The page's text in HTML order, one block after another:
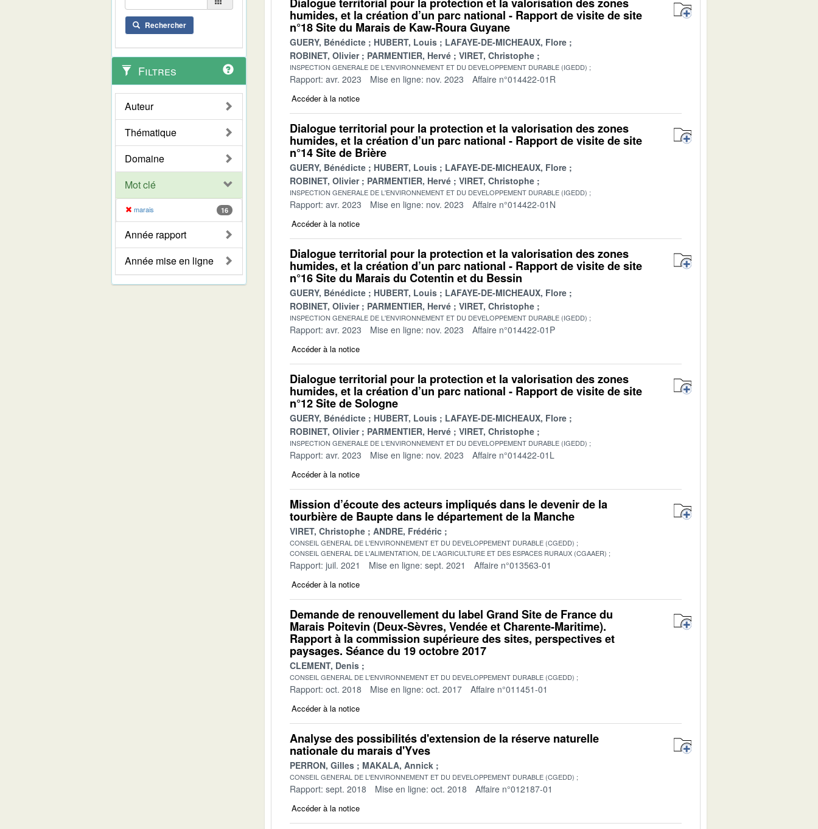
Rechercher
Filtres
Auteur
Thématique
Domaine
Mot clé
marais 16
Année rapport
Année mise en ligne
humides, et la création d’un parc national - Rapport de visite de site
n°18 Site du Marais de Kaw-Roura Guyane
GUERY, Bénédicte HUBERT, Louis
LAFAYE-DE-MICHEAUX, Flore
ROBINET, Olivier
PARMENTIER, Hervé VIRET, Christophe
INSPECTION GENERALE DE L'ENVIRONNEMENT ET DU DEVELOPPEMENT DURABLE (IGEDD)
Rapport: avr. 2023 Mise en ligne: nov. 2023 Affaire n°014422-01R
Accéder à la notice
Dialogue territorial pour la protection et la valorisation des zones
humides, et la création d’un parc national - Rapport de visite de site
n°14 Site de Brière
GUERY, Bénédicte HUBERT, Louis
LAFAYE-DE-MICHEAUX, Flore
ROBINET, Olivier
PARMENTIER, Hervé VIRET, Christophe
INSPECTION GENERALE DE L'ENVIRONNEMENT ET DU DEVELOPPEMENT DURABLE (IGEDD)
Rapport: avr. 2023 Mise en ligne: nov. 2023 Affaire n°014422-01N
Accéder à la notice
Dialogue territorial pour la protection et la valorisation des zones
humides, et la création d’un parc national - Rapport de visite de site
n°16 Site du Marais du Cotentin et du Bessin
GUERY, Bénédicte HUBERT, Louis
LAFAYE-DE-MICHEAUX, Flore
ROBINET, Olivier
PARMENTIER, Hervé VIRET, Christophe
INSPECTION GENERALE DE L'ENVIRONNEMENT ET DU DEVELOPPEMENT DURABLE (IGEDD)
Rapport: avr. 2023 Mise en ligne: nov. 2023 Affaire n°014422-01P
Accéder à la notice
Dialogue territorial pour la protection et la valorisation des zones
humides, et la création d’un parc national - Rapport de visite de site
n°12 Site de Sologne
GUERY, Bénédicte HUBERT, Louis
LAFAYE-DE-MICHEAUX, Flore
ROBINET, Olivier
PARMENTIER, Hervé VIRET, Christophe
INSPECTION GENERALE DE L'ENVIRONNEMENT ET DU DEVELOPPEMENT DURABLE (IGEDD)
Rapport: avr. 2023 Mise en ligne: nov. 2023 Affaire n°014422-01L
Accéder à la notice
Mission d’écoute des acteurs impliqués dans le devenir de la
tourbière de Baupte dans le département de la Manche
VIRET, Christophe ANDRE, Frédéric
CONSEIL GENERAL DE L'ENVIRONNEMENT ET DU DEVELOPPEMENT DURABLE (CGEDD)
CONSEIL GENERAL DE L'ALIMENTATION, DE L'AGRICULTURE ET DES ESPACES RURAUX (CGAAER)
Rapport: juil. 2021 Mise en ligne: sept. 2021 Affaire n°013563-01
Accéder à la notice
Demande de renouvellement du label Grand Site de France du
Marais Poitevin (Deux-Sèvres, Vendée et Charente-Maritime).
Rapport à la commission supérieure des sites, perspectives et
paysages. Séance du 19 octobre 2017
CLEMENT, Denis
CONSEIL GENERAL DE L'ENVIRONNEMENT ET DU DEVELOPPEMENT DURABLE (CGEDD)
Rapport: oct. 2018 Mise en ligne: oct. 2017 Affaire n°011451-01
Accéder à la notice
Analyse des possibilités d'extension de la réserve naturelle
nationale du marais d'Yves
PERRON, Gilles MAKALA, Annick
CONSEIL GENERAL DE L'ENVIRONNEMENT ET DU DEVELOPPEMENT DURABLE (CGEDD)
Rapport: sept. 2018 Mise en ligne: oct. 2018 Affaire n°012187-01
Accéder à la notice